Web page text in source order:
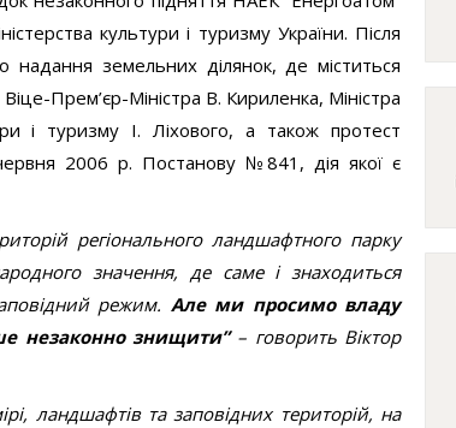
культури і туризму України. Після
земельних ділянок, де міститься
Прем’єр-Міністра В. Кириленка, Міністра
і туризму І. Ліхового, а також протест
2006 р. Постанову №841, дія якої є
регіонального ландшафтного парку
значення, де саме і знаходиться
режим. Але ми просимо владу
незаконно знищити”– говорить Віктор
ландшафтів та заповідних територій, на